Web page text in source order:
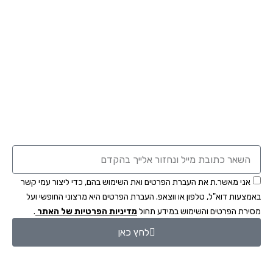
אני מאשר.ת את העברת הפרטים ואת השימוש בהם, כדי ליצור עמי קשר
באמצעות דוא"ל, טלפון או ווצאפ. העברת הפרטים היא מרצוני החופשי ועל
מסירת הפרטים והשימוש במידע תחולמדיניות הפרטיות של האתר .
לחץ כאן